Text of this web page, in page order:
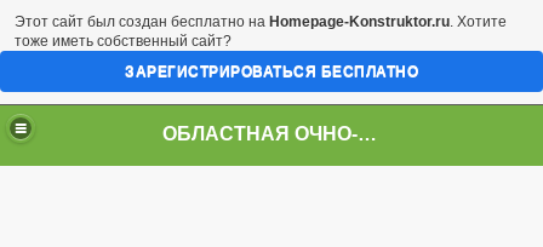
ОБЛАСТНАЯ ОЧНО-ЗАОЧНАЯ ВИДЕОШКОЛА
Этот сайт был создан бесплатно на Homepage-Konstruktor.ru. Хотите
тоже иметь собственный сайт?
ЗАРЕГИСТРИРОВАТЬСЯ БЕСПЛАТНО